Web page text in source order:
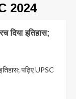
2024
दिया इतिहास;
पढ़िए UPSC